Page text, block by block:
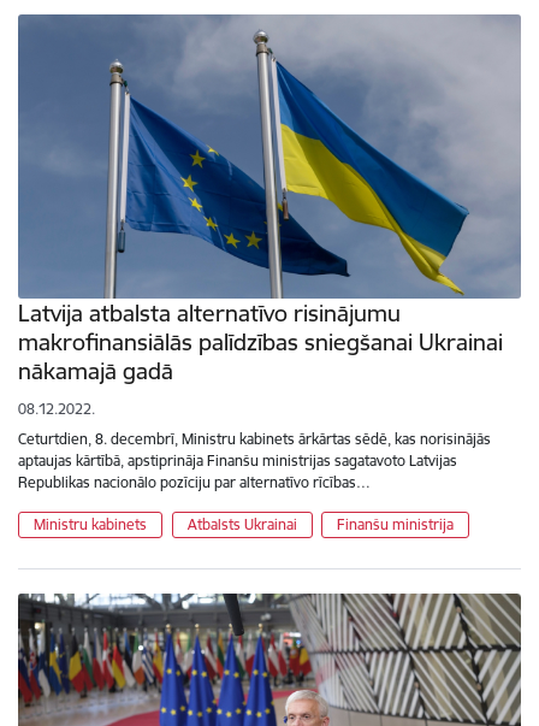
Latvija atbalsta alternatīvo risinājumu
makrofinansiālās palīdzības sniegšanai Ukrainai
nākamajā gadā
08.12.2022.
Ceturtdien, 8. decembrī, Ministru kabinets ārkārtas sēdē, kas norisinājās
aptaujas kārtībā, apstiprināja Finanšu ministrijas sagatavoto Latvijas
Republikas nacionālo pozīciju par alternatīvo rīcības…
Ministru kabinets Atbalsts Ukrainai Finanšu ministrija